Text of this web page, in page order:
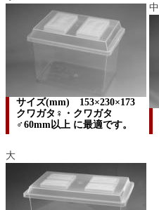
サイズ(mm) 153×230×173
クワガタ♀・クワガタ
♂60mm以上 に最適です。
中
大